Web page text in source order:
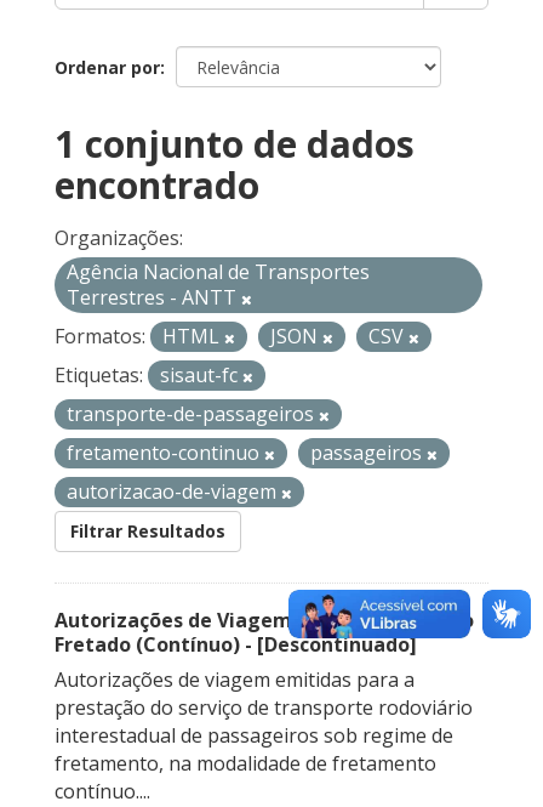
Ordenar por
1 conjunto de dados
encontrado
Organizações:
Agência Nacional de Transportes
Terrestres - ANTT
Formatos:
HTML JSON
CSV
Etiquetas:
sisaut-fc
transporte-de-passageiros
fretamento-continuo
passageiros
autorizacao-de-viagem
Filtrar Resultados
Autorizações de Viagem Nacional – Serviço
Fretado (Contínuo) - [Descontinuado]
Autorizações de viagem emitidas para a
prestação do serviço de transporte rodoviário
interestadual de passageiros sob regime de
fretamento, na modalidade de fretamento
contínuo....